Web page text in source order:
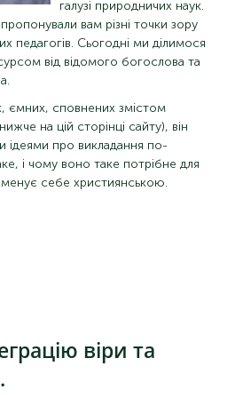
численними, щоб перераховувати
нейтральною з погляду моральності
шкіл набагато більше, ніж
можемо припускати, що світські
і принципи взаємин будуть і надалі
і все глибше проникати в
особливо під впливом
світських ЗМІ, що стали
Сьогодні неважко побачити,
воспринимают и используют
их жизненная позиция и
во время их пребывания в
и на всю последующую жизнь. К
между школами в
галузі природничих наук.
вам різні точки зору
педагогів. Сьогодні ми ділимося
від відомого богослова та
ємних, сповнених змістом
на цій сторінці сайту), він
ідеями про викладання по-
і чому воно таке потрібне для
себе християнською.
віри та